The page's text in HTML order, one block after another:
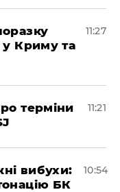
у Криму та
11:27
терміни
11:21
вибухи:
БК
10:54